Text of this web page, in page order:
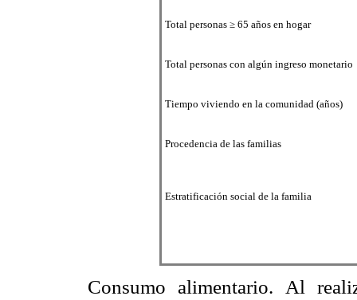
Total personas ≥ 65 años en hogar
Total personas con algún ingreso monetario
Tiempo viviendo en la comunidad (años)
Procedencia de las familias
Estratificación social de la familia
Consumo alimentario. Al